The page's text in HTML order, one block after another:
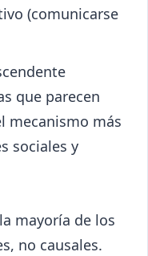
(comunicarse
que parecen
mecanismo más
sociales y
mayoría de los
no causales.